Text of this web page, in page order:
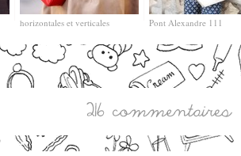
horizontales et verticales Pont Alexandre 111